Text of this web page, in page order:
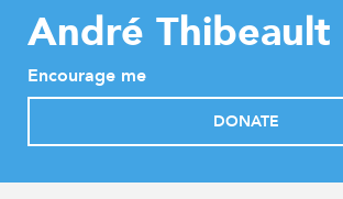
André Thibeault
Encourage me
DONATE